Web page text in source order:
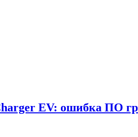
EV: ошибка ПО